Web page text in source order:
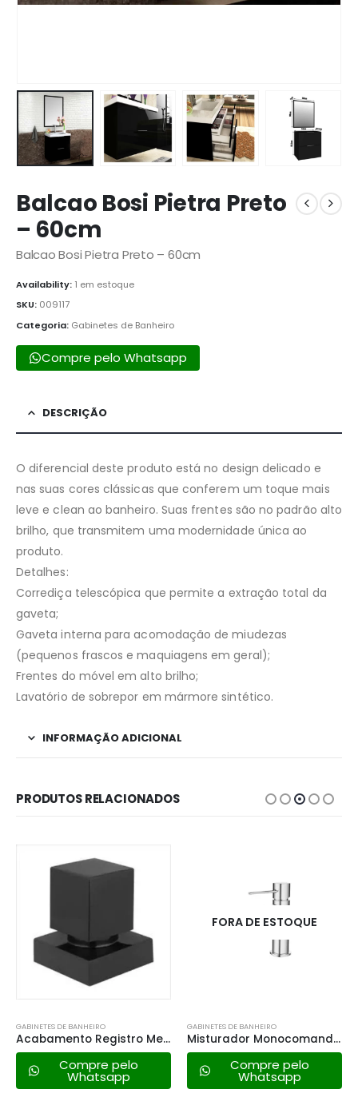
Balcao Bosi Pietra Preto
– 60cm
Balcao Bosi Pietra Preto – 60cm
Availability: 1 em estoque
SKU: 009117
Categoria: Gabinetes de Banheiro
Compre pelo Whatsapp
DESCRIÇÃO
O diferencial deste produto está no design delicado e
nas suas cores clássicas que conferem um toque mais
leve e clean ao banheiro. Suas frentes são no padrão alto
brilho, que transmitem uma modernidade única ao
produto.
Detalhes:
Corrediça telescópica que permite a extração total da
gaveta;
Gaveta interna para acomodação de miudezas
(pequenos frascos e maquiagens em geral);
Frentes do móvel em alto brilho;
Lavatório de sobrepor em mármore sintético.
INFORMAÇÃO ADICIONAL
PRODUTOS RELACIONADOS
GABINETES DE BANHEIRO
Acabamento Registro Metal Preto Fosco C92
Compre pelo
Whatsapp
FORA DE ESTOQUE
GABINETES DE BANHEIRO
Misturador Monocomando Lexxa Bagno – Lx4406
Compre pelo
Whatsapp